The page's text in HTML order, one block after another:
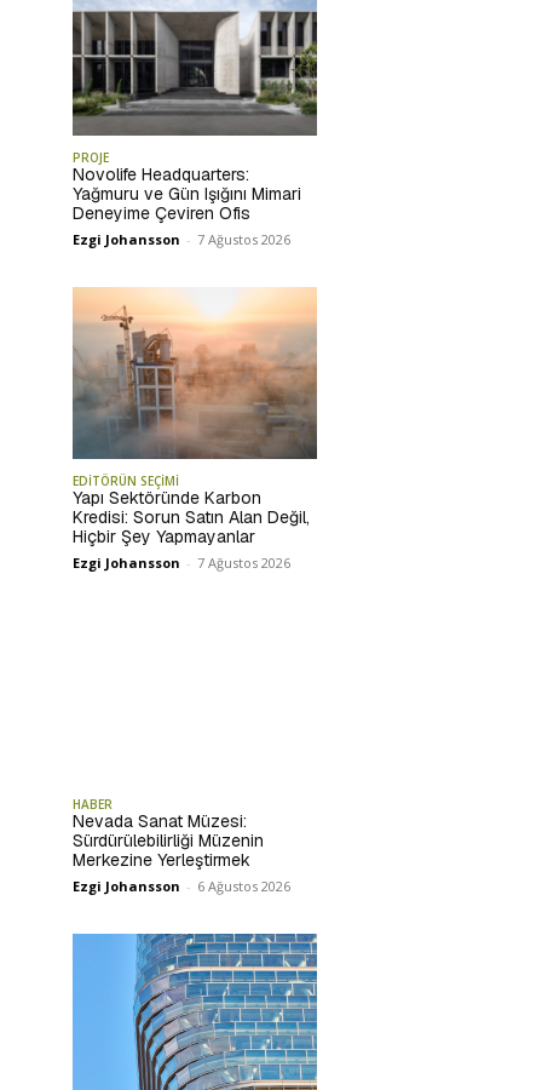
PROJE
Novolife Headquarters:
Yağmuru ve Gün Işığını Mimari
Deneyime Çeviren Ofis
Ezgi Johansson - 7 Ağustos 2026
EDİTÖRÜN SEÇİMİ
Yapı Sektöründe Karbon
Kredisi: Sorun Satın Alan Değil,
Hiçbir Şey Yapmayanlar
Ezgi Johansson - 7 Ağustos 2026
HABER
Nevada Sanat Müzesi:
Sürdürülebilirliği Müzenin
Merkezine Yerleştirmek
Ezgi Johansson - 6 Ağustos 2026